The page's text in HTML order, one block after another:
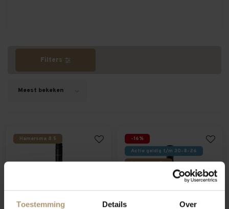
Toestemming Details Over
Filters
Meest bekeken
Hamersma 8.5
-16%
Actie geldig t/m 30-8-26
hamersma 8+